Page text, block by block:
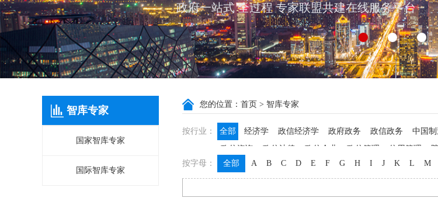
政府一站式 全过程 专家联盟共建在线服务平台
智库专家
国家智库专家
国际智库专家
您的位置： 首页 > 智库专家
按行业： 全部 经济学 政信经济学 政府政务 政信政务 中国制
政信咨询
政信法律 政信企业 政信管理 信用管理
按字母：
全部 A B C D E F G H I J K L M